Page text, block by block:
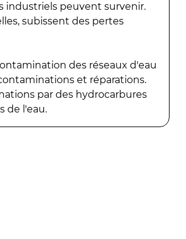
industriels peuvent survenir.
subissent des pertes
des réseaux d'eau
et réparations.
par des hydrocarbures
de l'eau.